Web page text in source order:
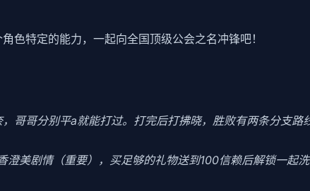
色特定的能力，一起向全国顶级公会之名冲锋吧！
哥哥分别平a就能打过。打完后打拂晓，胜败有两条分支路
美剧情（重要），买足够的礼物送到100信赖后解锁一起